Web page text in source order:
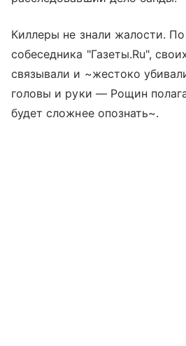
Киллеры не знали жалости.
собеседника "Газеты.Ru",
связывали и ~жестоко
головы и руки — Рощин
будет сложнее опознать~.